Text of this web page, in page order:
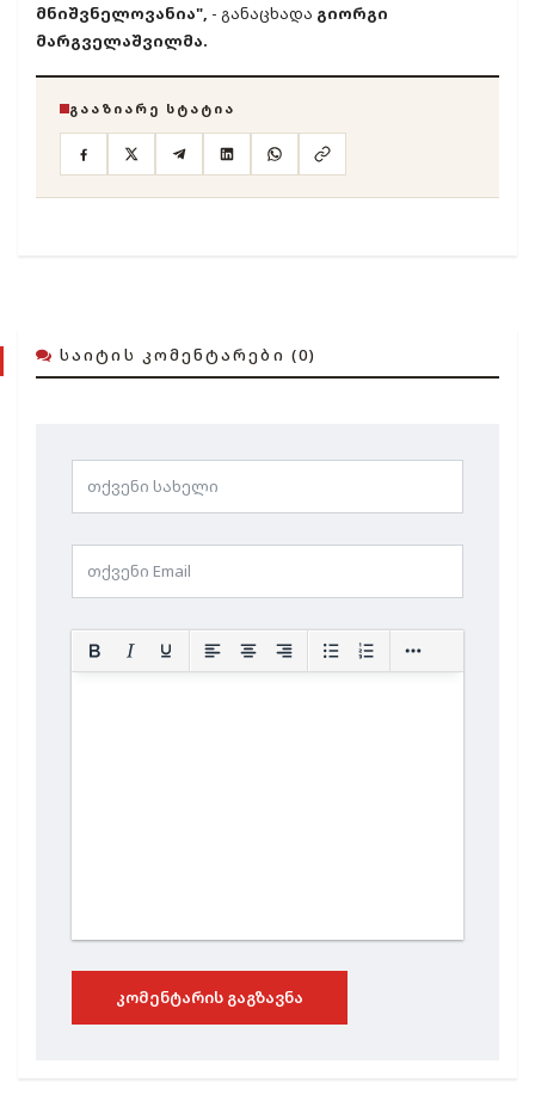
მნიშვნელოვანია", - განაცხადა გიორგი
მარგველაშვილმა.
ᲒᲐᲐᲖᲘᲐᲠᲔ ᲡᲢᲐᲢᲘᲐ
ᲡᲐᲘᲢᲘᲡ ᲙᲝᲛᲔᲜᲢᲐᲠᲔᲑᲘ (0)
ᲙᲝᲛᲔᲜᲢᲐᲠᲘᲡ ᲒᲐᲒᲖᲐᲕᲜᲐ